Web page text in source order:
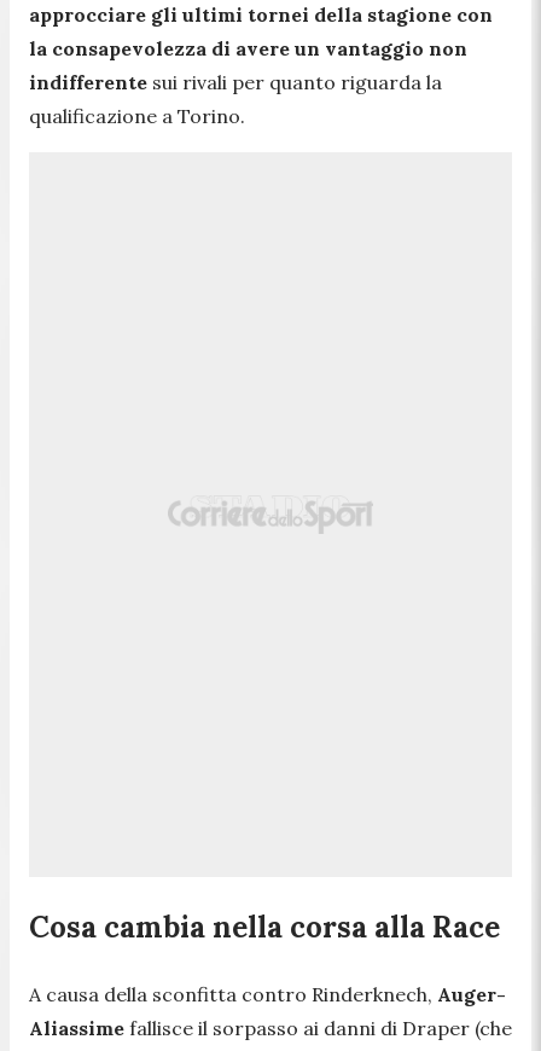
approcciare gli ultimi tornei della stagione con
la consapevolezza di avere un vantaggio non
indifferente sui rivali per quanto riguarda la
qualificazione a Torino.
Cosa cambia nella corsa alla Race
A causa della sconfitta contro Rinderknech, Auger-
Aliassime fallisce il sorpasso ai danni di Draper (che